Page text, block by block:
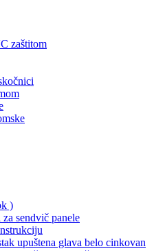
zaštitom
)
sendvič panele
upuštena glava belo cinkovan